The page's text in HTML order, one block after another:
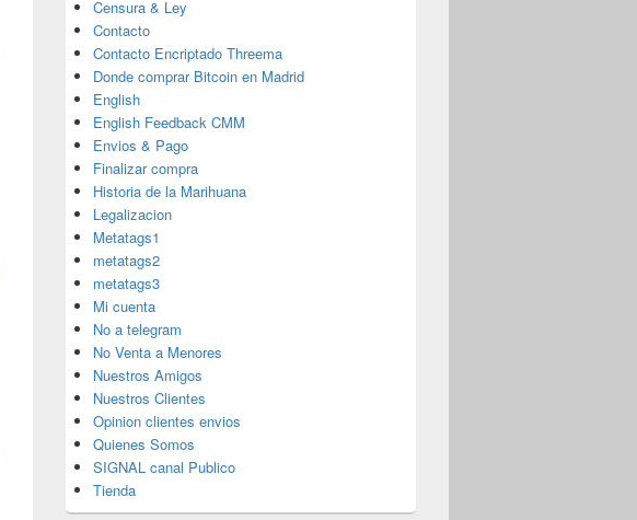
Censura & Ley
Contacto
Contacto Encriptado Threema
Donde comprar Bitcoin en Madrid
English
English Feedback CMM
Envios & Pago
Finalizar compra
Historia de la Marihuana
Legalizacion
Metatags1
metatags2
metatags3
Mi cuenta
No a telegram
No Venta a Menores
Nuestros Amigos
Nuestros Clientes
Opinion clientes envios
Quienes Somos
SIGNAL canal Publico
Tienda